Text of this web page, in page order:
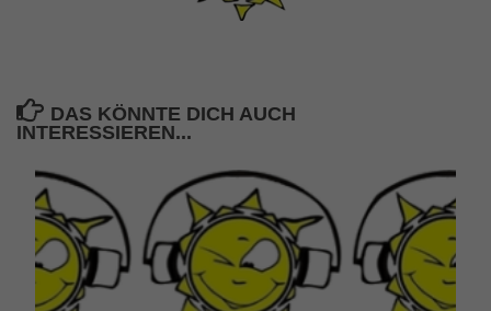
DAS KÖNNTE DICH AUCH
INTERESSIEREN...